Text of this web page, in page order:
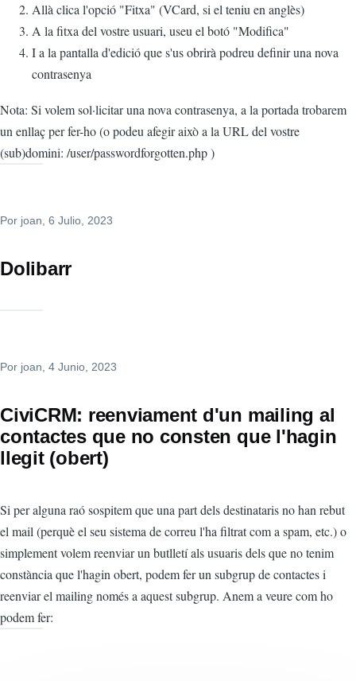
Allà clica l'opció "Fitxa" (VCard, si el teniu en anglès)
A la fitxa del vostre usuari, useu el botó "Modifica"
I a la pantalla d'edició que s'us obrirà podreu definir una nova
contrasenya
Nota: Si volem sol·licitar una nova contrasenya, a la portada trobarem
un enllaç per fer-ho (o podeu afegir això a la URL del vostre
(sub)domini: /user/passwordforgotten.php )
Por joan, 6 Julio, 2023
Dolibarr
Por joan , 4 Junio, 2023
CiviCRM: reenviament d'un mailing al
contactes que no consten que l'hagin
llegit (obert)
Si per alguna raó sospitem que una part dels destinataris no han rebut
el mail (perquè el seu sistema de correu l'ha filtrat com a spam, etc.) o
simplement volem reenviar un butlletí als usuaris dels que no tenim
constància que l'hagin obert, podem fer un subgrup de contactes i
reenviar el mailing només a aquest subgrup. Anem a veure com ho
podem fer: